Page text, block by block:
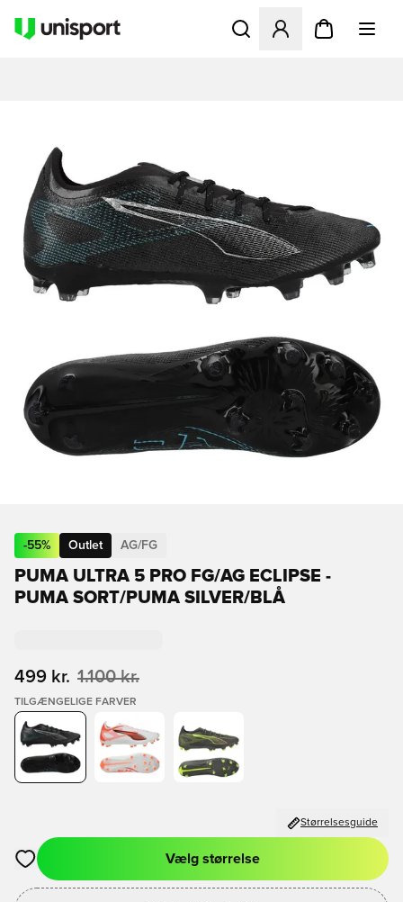
Åbner en Modal til at
-55% Outlet AG/FG
PUMA ULTRA 5 PRO FG/AG ECLIPSE -
PUMA SORT/PUMA SILVER/BLÅ
499 kr. 1.100 kr.
TILGÆNGELIGE FARVER
Størrelsesguide
Åbner en Modal til at logge ind eller tilmelde dig som medlem
Vælg størrelse